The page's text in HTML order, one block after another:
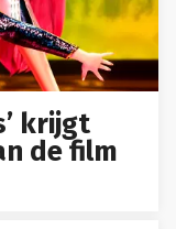
krijgt
de film